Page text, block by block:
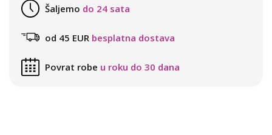
Šaljemo do 24 sata
od 45 EUR besplatna dostava
Povrat robe u roku do 30 dana